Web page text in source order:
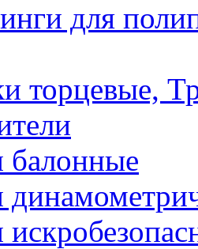
для
торцевые,